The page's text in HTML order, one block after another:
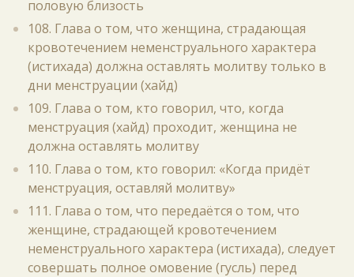
половую близость
108. Глава о том, что женщина, страдающая
кровотечением неменструального характера
(истихада) должна оставлять молитву только в
дни менструации (хайд)
109. Глава о том, кто говорил, что, когда
менструация (хайд) проходит, женщина не
должна оставлять молитву
110. Глава о том, кто говорил: «Когда придёт
менструация, оставляй молитву»
111. Глава о том, что передаётся о том, что
женщине, страдающей кровотечением
неменструального характера (истихада), следует
совершать полное омовение (гусль) перед